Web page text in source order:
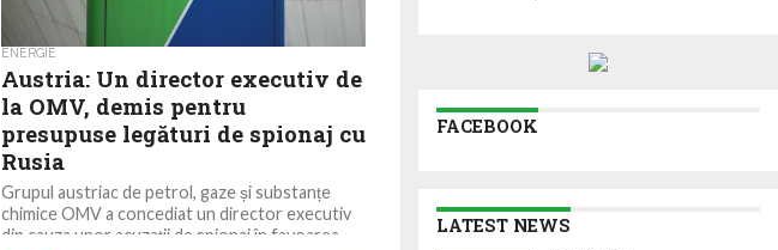
ENERGIE
Austria: Un director executiv de
la OMV, demis pentru
presupuse legături de spionaj cu
Rusia
Grupul austriac de petrol, gaze și substanțe
chimice OMV a concediat un director executiv
din cauza unor acuzații de spionaj în favoarea...
FACEBOOK
LATEST NEWS